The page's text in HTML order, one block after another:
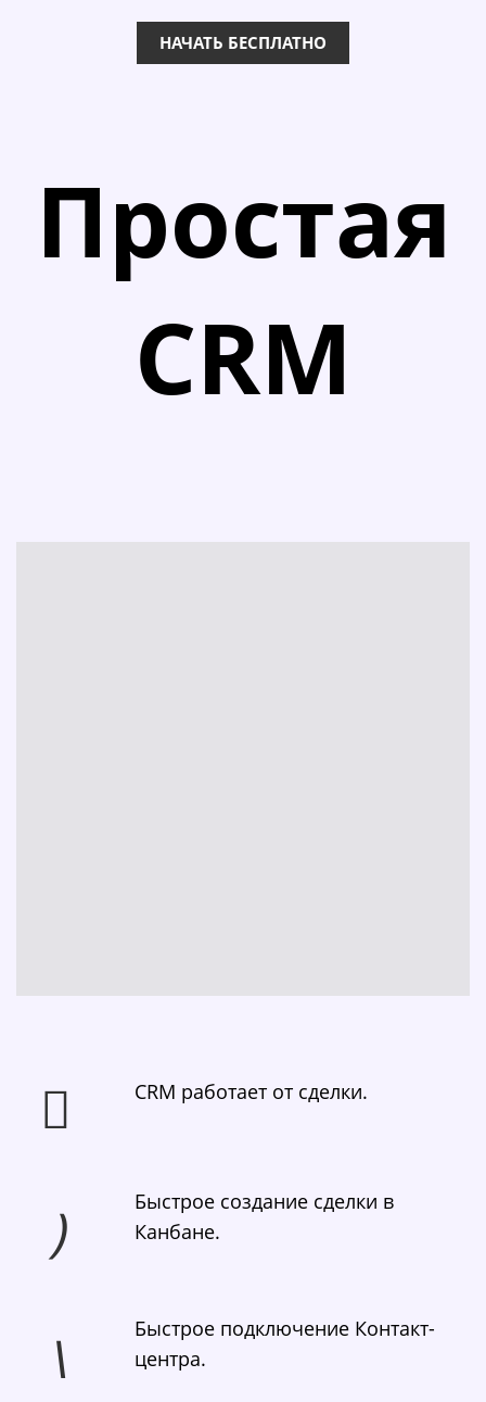
НАЧАТЬ БЕСПЛАТНО
Простая
CRM
CRM работает от сделки.
Быстрое создание сделки в
Канбане.
Быстрое подключение Контакт-
центра.